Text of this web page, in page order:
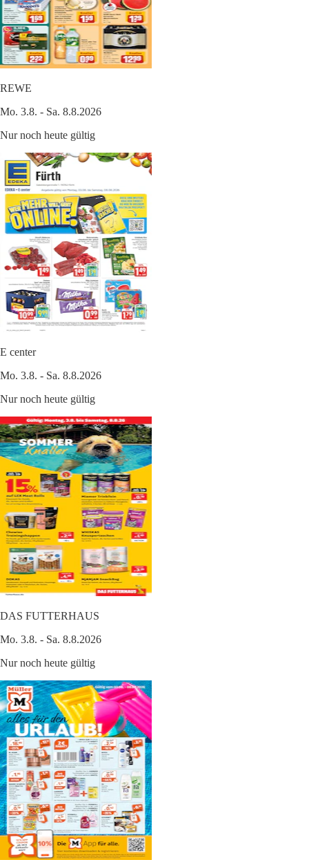
REWE
Mo. 3.8. - Sa. 8.8.2026
Nur noch heute gültig
E center
Mo. 3.8. - Sa. 8.8.2026
Nur noch heute gültig
DAS FUTTERHAUS
Mo. 3.8. - Sa. 8.8.2026
Nur noch heute gültig